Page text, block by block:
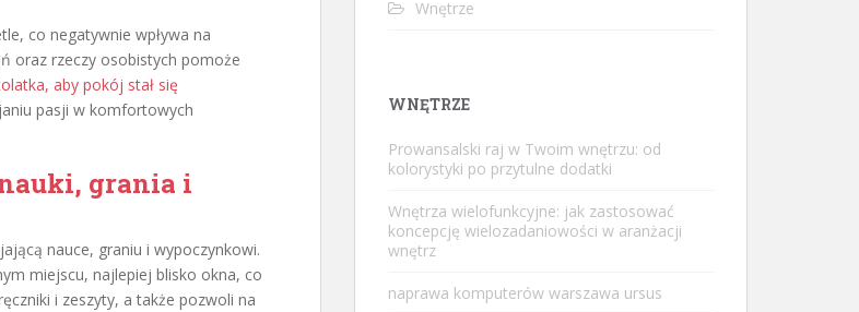
co negatywnie wpływa na
oraz rzeczy osobistych pomoże
aby pokój stał się
pasji w komfortowych
grania i
nauce, graniu i wypoczynkowi.
miejscu, najlepiej blisko okna, co
i zeszyty, a także pozwoli na
Wnętrze
WNĘTRZE
Prowansalski raj w Twoim wnętrzu: od
kolorystyki po przytulne dodatki
Wnętrza wielofunkcyjne: jak zastosować
koncepcję wielozadaniowości w aranżacji
wnętrz
naprawa komputerów warszawa ursus